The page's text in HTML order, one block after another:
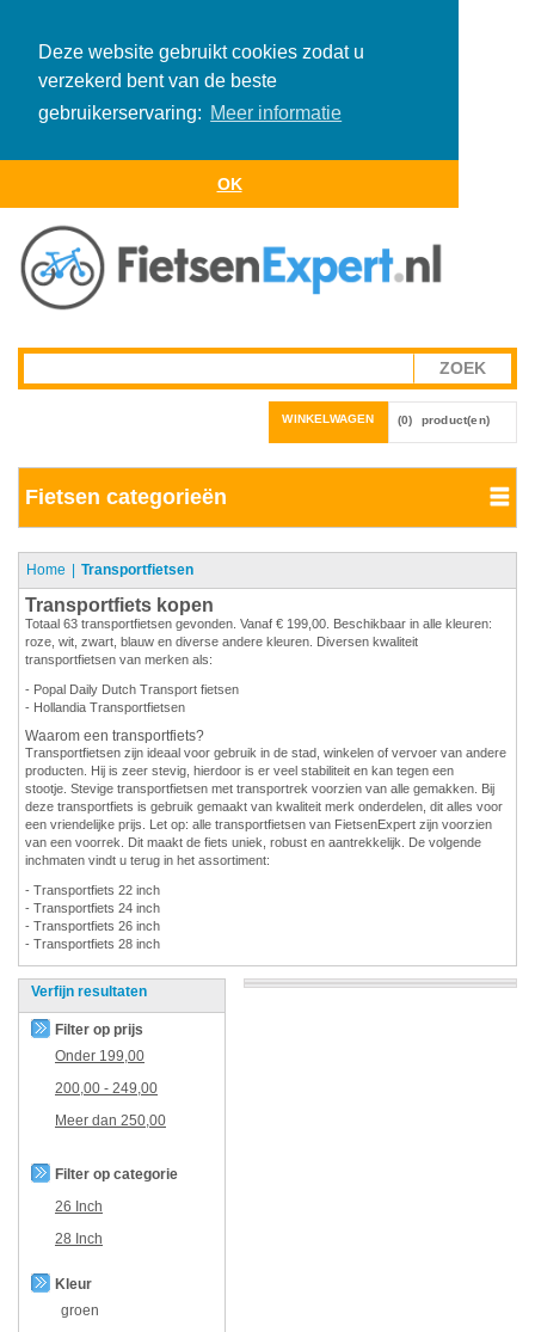
Deze website gebruikt cookies zodat u
verzekerd bent van de beste
gebruikerservaring: Meer informatie
OK
WINKELWAGEN (0) product(en)
Fietsen categorieën
Home Transportfietsen
Transportfiets kopen
Totaal 63 transportfietsen gevonden. Vanaf € 199,00. Beschikbaar in alle kleuren:
roze, wit, zwart, blauw en diverse andere kleuren. Diversen kwaliteit
transportfietsen van merken als:
- Popal Daily Dutch Transport fietsen
- Hollandia Transportfietsen
Waarom een transportfiets?
Transportfietsen zijn ideaal voor gebruik in de stad, winkelen of vervoer van andere
producten. Hij is zeer stevig, hierdoor is er veel stabiliteit en kan tegen een
stootje. Stevige transportfietsen met transportrek voorzien van alle gemakken. Bij
deze transportfiets is gebruik gemaakt van kwaliteit merk onderdelen, dit alles voor
een vriendelijke prijs. Let op: alle transportfietsen van FietsenExpert zijn voorzien
van een voorrek. Dit maakt de fiets uniek, robust en aantrekkelijk. De volgende
inchmaten vindt u terug in het assortiment:
- Transportfiets 22 inch
- Transportfiets 24 inch
- Transportfiets 26 inch
- Transportfiets 28 inch
Verfijn resultaten
Filter op prijs
Onder 199,00
200,00 - 249,00
Meer dan 250,00
Filter op categorie
26 Inch
28 Inch
Kleur
groen